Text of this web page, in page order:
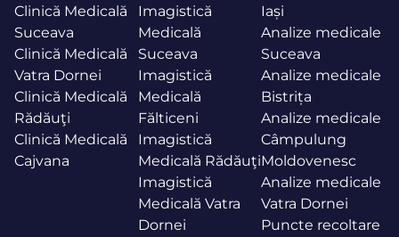
Clinică Medicală
Suceava
Clinică Medicală
Vatra Dornei
Clinică Medicală
Rădăuţi
Clinică Medicală
Cajvana
Imagistică
Medicală
Suceava
Imagistică
Medicală
Fălticeni
Imagistică
Medicală Rădăuţi
Imagistică
Medicală Vatra
Dornei
Iași
Analize medicale
Suceava
Analize medicale
Bistrița
Analize medicale
Câmpulung
Moldovenesc
Analize medicale
Vatra Dornei
Puncte recoltare